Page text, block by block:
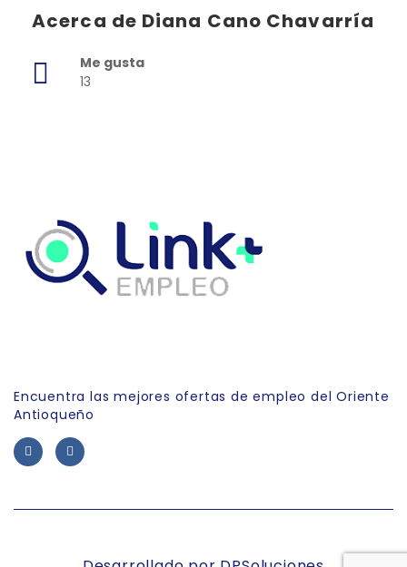
Acerca de Diana Cano Chavarría
Me gusta
13
Encuentra las mejores ofertas de empleo del Oriente
Antioqueño